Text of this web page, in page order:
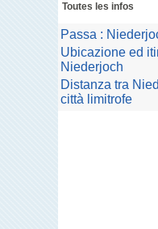
Toutes les infos
Passa :
Ubicazione ed
Niederjoch
Distanza tra
città limitrofe